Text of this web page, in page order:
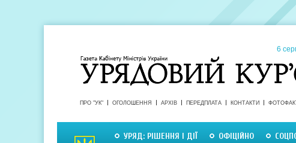
6
ПРО "УК" ОГОЛОШЕННЯ АРХІВ ПЕРЕДПЛАТА КОНТАКТИ
УРЯД: РІШЕННЯ І ДІЇ ОФІЦІЙНО